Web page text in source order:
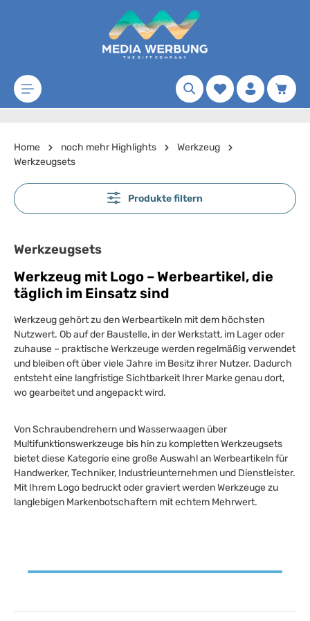
Zum Hauptinhalt springen
Merkzettel
Home noch mehr Highlights
Werkzeug
Werkzeugsets
Produkte filtern
Werkzeugsets
Werkzeug mit Logo – Werbeartikel, die
täglich im Einsatz sind
Werkzeug gehört zu den Werbeartikeln mit dem höchsten
Nutzwert. Ob auf der Baustelle, in der Werkstatt, im Lager oder
zuhause – praktische Werkzeuge werden regelmäßig verwendet
und bleiben oft über viele Jahre im Besitz ihrer Nutzer. Dadurch
entsteht eine langfristige Sichtbarkeit Ihrer Marke genau dort,
wo gearbeitet und angepackt wird.
Von Schraubendrehern und Wasserwaagen über
Multifunktionswerkzeuge bis hin zu kompletten Werkzeugsets
bietet diese Kategorie eine große Auswahl an Werbeartikeln für
Handwerker, Techniker, Industrieunternehmen und Dienstleister.
Mit Ihrem Logo bedruckt oder graviert werden Werkzeuge zu
langlebigen Markenbotschaftern mit echtem Mehrwert.